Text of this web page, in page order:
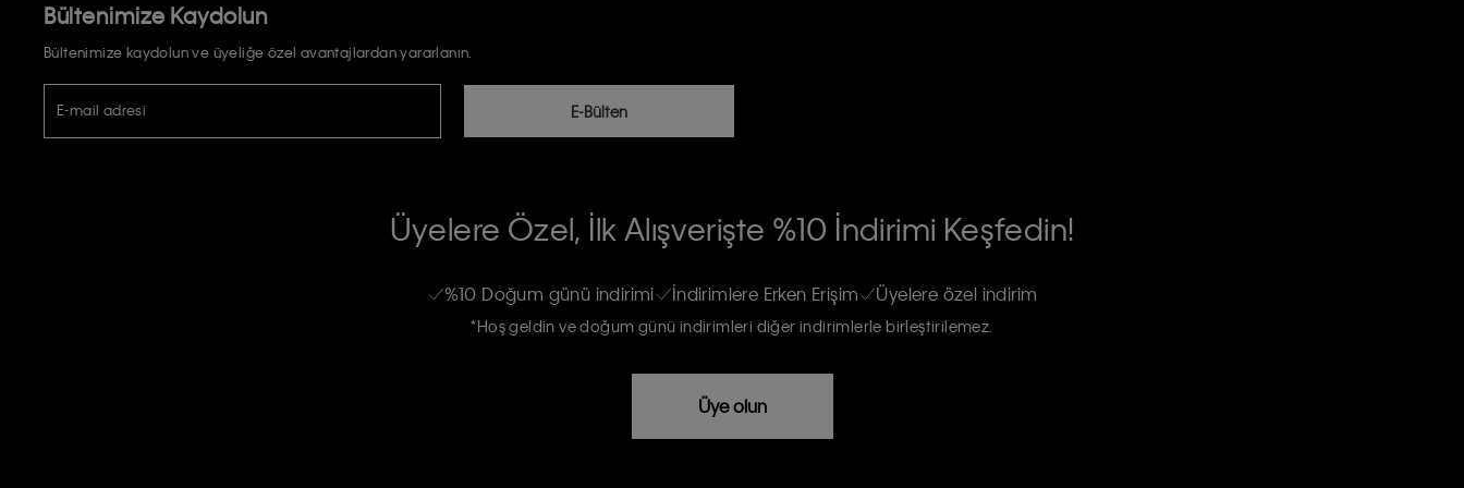
Bültenimize Kaydolun
Bültenimize kaydolun ve üyeliğe özel avantajlardan yararlanın.
E-mail adresi E-Bülten
Calvin Klein e-bültenine abone olarak, kişisel verilerimin Calvin Klein tarafına gönderileceğinin ve güncel ürün,
Üyelere Özel, İlk Alışverişte %10 İndirimi Keşfedin!
%10 Doğum günü indirimi İndirimlere Erken Erişim Üyelere özel indirim
*Hoş geldin ve doğum günü indirimleri diğer indirimlerle birleştirilemez.
Üye olun